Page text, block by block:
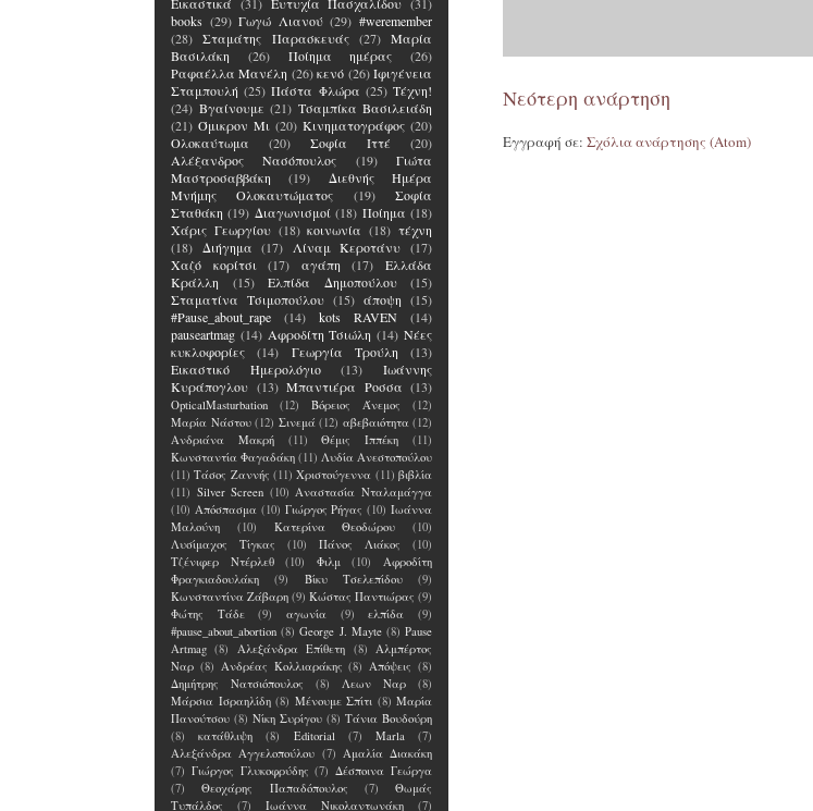
Νεότερη ανάρτηση
Εγγραφή σε: Σχόλια ανάρτησης (Atom)
books (29) Γωγώ Λιανού (29) #weremember
(28) Σταμάτης Παρασκευάς (27) Μαρία
Βασιλάκη
(26) Ποίημα ημέρας
(26)
Ραφαέλλα Μανέλη (26) κενό (26) Ιφιγένεια
Σταμπουλή (25) Πάστα Φλώρα (25) Τέχνη!
(24) Βγαίνουμε (21) Τσαμπίκα Βασιλειάδη
(21) Όμικρον Μι (20) Κινηματογράφος (20)
Ολοκαύτωμα
(20) Σοφία Ιττέ
(20)
Αλέξανδρος Νασόπουλος
(19)
Γιώτα
Μαστροσαββάκη
(19)
Διεθνής Ημέρα
Μνήμης Ολοκαυτώματος
(19)
Σοφία
Σταθάκη (19) Διαγωνισμοί (18) Ποίημα (18)
Χάρις Γεωργίου (18) κοινωνία (18) τέχνη
(18)
Διήγημα (17) Λίναμ Κεροτάνυ (17)
Χαζό κορίτσι
(17) αγάπη (17)
Ελλάδα
Κράλλη
(15) Ελπίδα Δημοπούλου
(15)
Σταματίνα Τσιμοπούλου (15) άποψη (15)
#Pause_about_rape
(14) kots RAVEN
(14)
pauseartmag (14) Αφροδίτη Τσιώλη (14) Νέες
κυκλοφορίες
(14) Γεωργία Τρούλη
(13)
Εικαστικό Ημερολόγιο
(13)
Ιωάννης
Κυράπογλου (13) Μπαντιέρα Ροσσα (13)
OpticalMasturbation (12) Βόρειος Άνεμος
(12)
Μαρία Νάστου (12) Σινεμά (12) αβεβαιότητα (12)
Ανδριάνα Μακρή
(11) Θέμις Ιππέκη
(11)
Κωνσταντία Φαγαδάκη (11) Λυδία Ανεστοπούλου
(11) Τάσος Ζαννής (11) Χριστούγεννα (11) βιβλία
(11) Silver Screen (10) Αναστασία Νταλαμάγγα
(10) Απόσπασμα (10) Γιώργος Ρήγας (10) Ιωάννα
Μαλούνη
(10) Κατερίνα Θεοδώρου
(10)
Λυσίμαχος Τίγκας
(10) Πάνος Λιάκος
(10)
Τζένιφερ Ντέρλεθ
(10) Φιλμ (10)
Αφροδίτη
Φραγκιαδουλάκη
(9) Βίκυ Τσελεπίδου
(9)
Κωνσταντίνα Ζάβαρη (9) Κώστας Παντιώρας (9)
Φώτης Τάδε
(9) αγωνία (9) ελπίδα
(9)
#pause_about_abortion (8) George J. Mayte (8) Pause
Artmag (8) Αλεξάνδρα Επίθετη (8) Αλμπέρτος
Ναρ (8) Ανδρέας Κολλιαράκης (8) Απόψεις (8)
Δημήτρης Νατσιόπουλος
(8) Λεων Ναρ
(8)
Μάρσια Ισραηλίδη (8) Μένουμε Σπίτι (8) Μαρία
Πανούτσου (8) Νίκη Συρίγου (8) Τάνια Βουδούρη
(8)
κατάθλιψη (8) Editorial (7) Marla
(7)
Αλεξάνδρα Αγγελοπούλου (7) Αμαλία Διακάκη
(7) Γιώργος Γλυκοφρύδης (7) Δέσποινα Γεώργα
(7)
Θεοχάρης Παπαδόπουλος (7)
Θωμάς
Τυπάλδος
(7) Ιωάννα Νικολαντωνάκη
(7)